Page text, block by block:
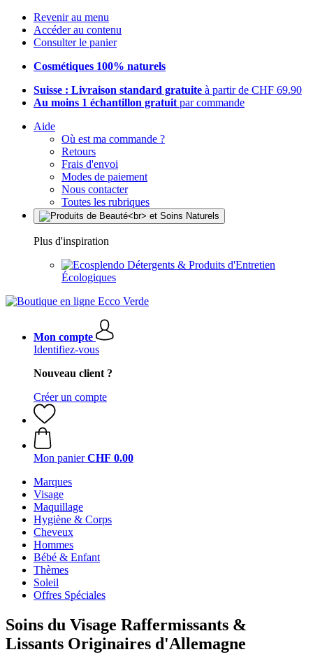
Revenir au menu
Accéder au contenu
Consulter le panier
Cosmétiques 100% naturels
Suisse : Livraison standard gratuite à partir de CHF 69.90
Au moins 1 échantillon gratuit par commande
Aide
Où est ma commande ?
Retours
Frais d'envoi
Modes de paiement
Nous contacter
Toutes les rubriques
Plus d'inspiration
Détergents & Produits d'Entretien
Écologiques
Mon compte
Identifiez-vous
Nouveau client ?
Créer un compte
Mon panier CHF 0.00
Marques
Visage
Maquillage
Hygiène & Corps
Cheveux
Hommes
Bébé & Enfant
Thèmes
Soleil
Offres Spéciales
Soins du Visage Raffermissants &
Lissants Originaires d'Allemagne